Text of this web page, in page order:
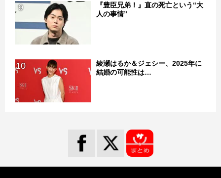
9
『豊臣兄弟！』直の死亡という“大
人の事情”
10
綾瀬はるか＆ジェシー、2025年に
結婚の可能性は…